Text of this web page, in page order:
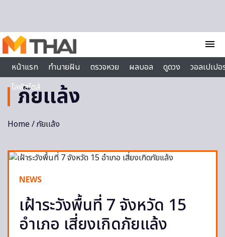
menu
หน้าแรก
ทำนายฝัน ตรวจหวย ผลบอล ดูดวง
วอลเปเป
ไลฟ์สไตล์
ภัยเเล้ง
Home/ ภัยเเล้ง
NEWS
เฝ้าระวังพื้นที่ 7 จังหวัด 15
อำเภอ เสี่ยงเกิดภัยแล้ง